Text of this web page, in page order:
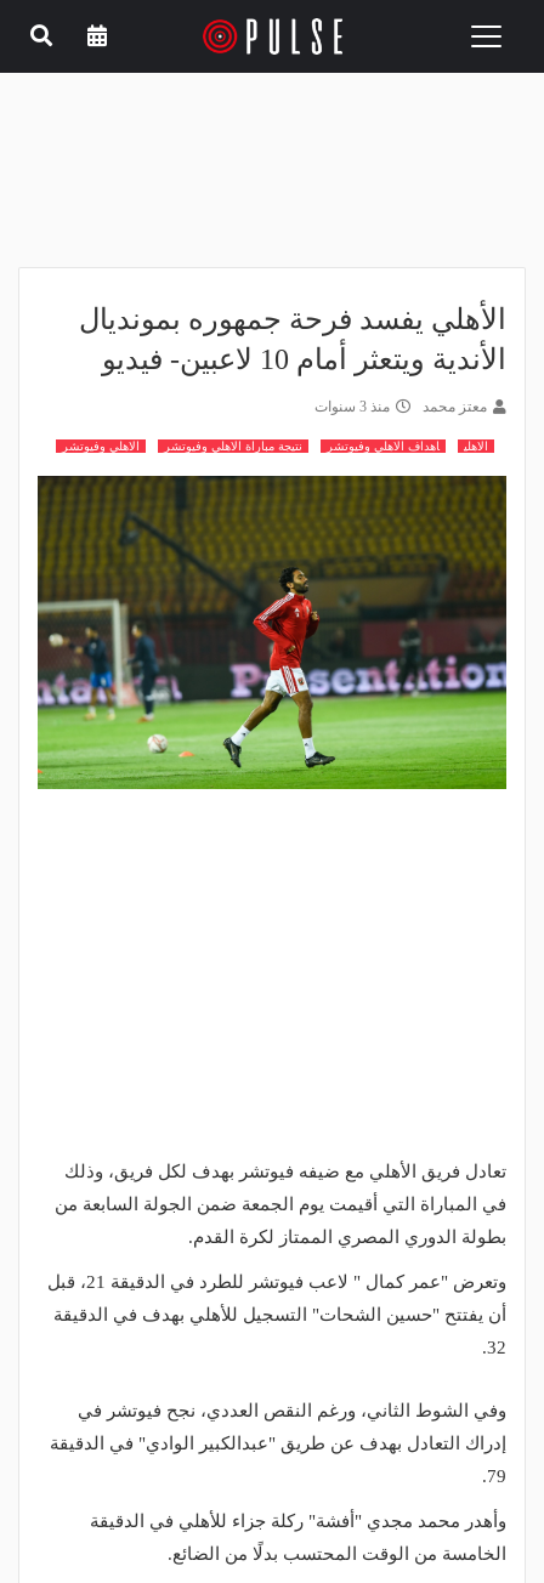
Toggle
الأهلي يفسد فرحة جمهوره بمونديال
الأندية ويتعثر أمام 10 لاعبين- فيديو
معتز محمد منذ 3 سنوات
الاهلي اهداف الاهلي وفيوتشر نتيجة مباراة الاهلي وفيوتشر الاهلي وفيوتشر
تعادل فريق الأهلي مع ضيفه فيوتشر بهدف لكل فريق، وذلك
في المباراة التي أقيمت يوم الجمعة ضمن الجولة السابعة من
بطولة الدوري المصري الممتاز لكرة القدم.
وتعرض "عمر كمال " لاعب فيوتشر للطرد في الدقيقة 21، قبل
أن يفتتح "حسين الشحات" التسجيل للأهلي بهدف في الدقيقة
32.
وفي الشوط الثاني، ورغم النقص العددي، نجح فيوتشر في
إدراك التعادل بهدف عن طريق "عبدالكبير الوادي" في الدقيقة
79.
وأهدر محمد مجدي "أفشة" ركلة جزاء للأهلي في الدقيقة
الخامسة من الوقت المحتسب بدلًا من الضائع.